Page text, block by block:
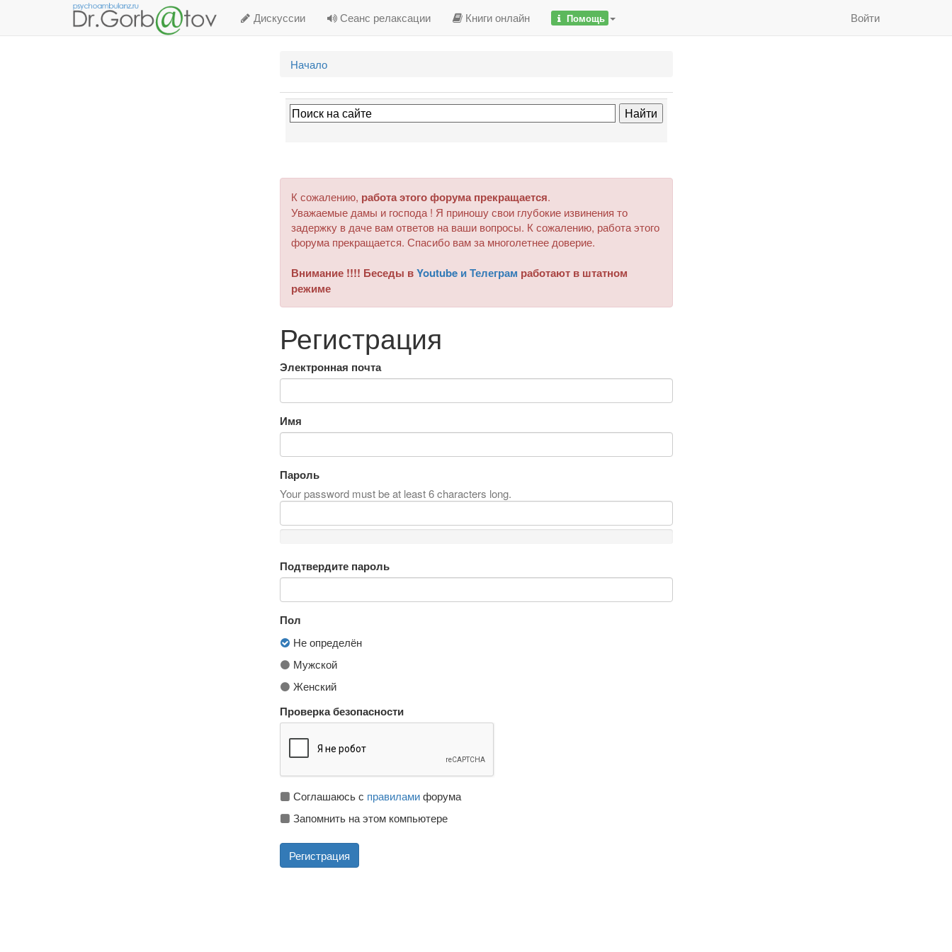
Дискуссии Сеанс релаксации Книги онлайн Помощь Войти
Начало
К сожалению, работа этого форума прекращается.
Уважаемые дамы и господа ! Я приношу свои глубокие извинения то
задержку в даче вам ответов на ваши вопросы. К сожалению, работа этого
форума прекращается. Спасибо вам за многолетнее доверие.
Внимание !!!! Беседы вYoutube и Телеграм работают в штатном
режиме
Регистрация
Электронная почта
Имя
Пароль
Your password must be at least 6 characters long.
Подтвердите пароль
Пол
Не определён
Мужской
Женский
Проверка безопасности
Соглашаюсь с правиламифорума
Запомнить на этом компьютере